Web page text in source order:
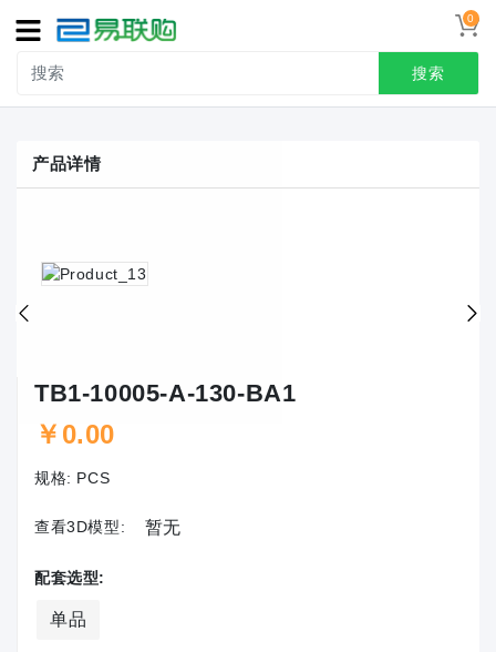
0
搜索
导
航
接线端子
联系我们
产品详情
TB1-10005-A-130-BA1
￥0.00
规格: PCS
查看3D模型: 暂无
配套选型:
单品